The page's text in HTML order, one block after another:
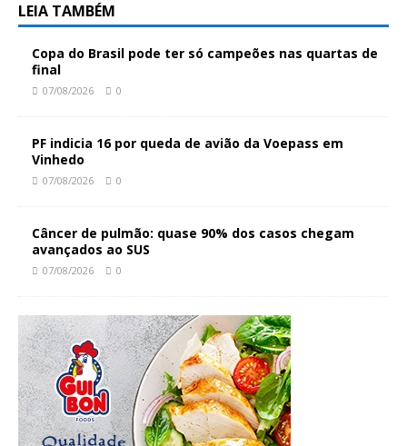
LEIA TAMBÉM
Copa do Brasil pode ter só campeões nas quartas de
final
07/08/2026 0
PF indicia 16 por queda de avião da Voepass em
Vinhedo
07/08/2026 0
Câncer de pulmão: quase 90% dos casos chegam
avançados ao SUS
07/08/2026 0